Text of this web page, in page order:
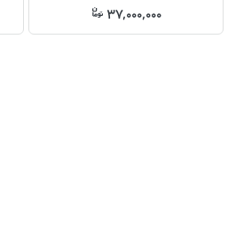
37,000,000